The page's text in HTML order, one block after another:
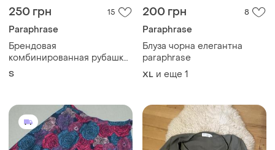
250 грн 15
Paraphrase
Брендовая
комбинированная рубашка
100% хлопок
S
200 грн 8
Paraphrase
Блуза чорна елегантна
paraphrase
XL и еще 1